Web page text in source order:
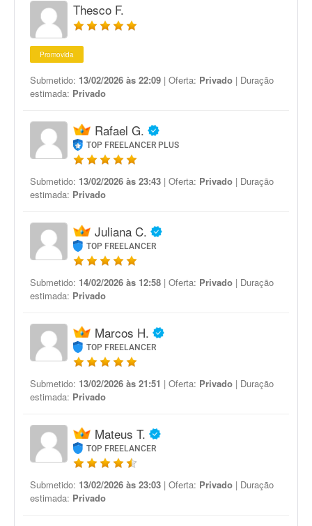
Thesco F.
Promovida
Submetido: 13/02/2026 às 22:09 | Oferta: Privado | Duração
estimada: Privado
Rafael G.
TOP FREELANCER PLUS
Submetido: 13/02/2026 às 23:43 | Oferta: Privado | Duração
estimada: Privado
Juliana C.
TOP FREELANCER
Submetido: 14/02/2026 às 12:58 | Oferta: Privado | Duração
estimada: Privado
Marcos H.
TOP FREELANCER
Submetido: 13/02/2026 às 21:51 | Oferta: Privado | Duração
estimada: Privado
Mateus T.
TOP FREELANCER
Submetido: 13/02/2026 às 23:03 | Oferta: Privado | Duração
estimada: Privado